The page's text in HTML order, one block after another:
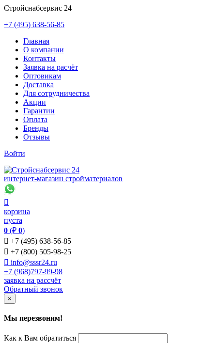
Стройснабсервис 24
+7 (495) 638-56-85
Главная
О компании
Контакты
Заявка на расчёт
Оптовикам
Доставка
Для сотрудничества
Акции
Гарантии
Оплата
Бренды
Отзывы
Войти
интернет-магазин стройматериалов

корзина
пуста
0 (₽ 0)
 +7 (495) 638-56-85
 +7 (800) 505-98-25
 info@sssr24.ru
+7 (968)797-99-98
заявка на рассчёт
Обратный звонок
×
Мы перезвоним!
Как к Вам обратиться